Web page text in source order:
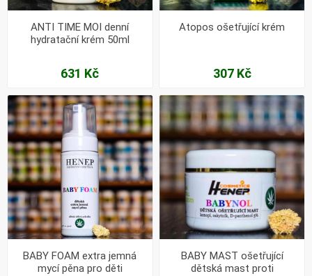
ANTI TIME MOI denní
hydratační krém 50ml
631 Kč
Atopos ošetřující krém
307 Kč
BABY FOAM extra jemná
mycí pěna pro děti
BABY MAST ošetřující
dětská mast proti